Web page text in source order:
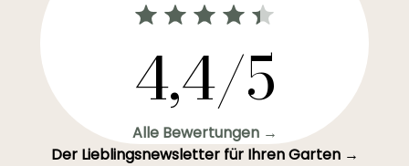
4,4/5
Alle Bewertungen →
Der Lieblingsnewsletter für Ihren Garten →